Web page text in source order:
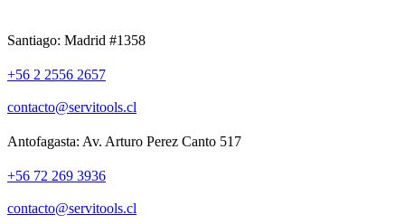
Santiago: Madrid #1358
+56 2 2556 2657
contacto@servitools.cl
Antofagasta: Av. Arturo Perez Canto 517
+56 72 269 3936
contacto@servitools.cl